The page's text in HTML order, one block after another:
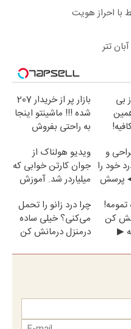
بی
بازار پر از خریدار 207
شده !!! ماشینتو اینجا
به راحتی بفروش
و
خود را
◀ پرسش
ویدیو هولناک از
جوان کارتن خوابی که
میلیاردر شد. آموزش
تمومه!
کن
▶
چرا درد زانو را تحمل
می‌کنی؟ خیلی ساده
درمنزل درمانش کن